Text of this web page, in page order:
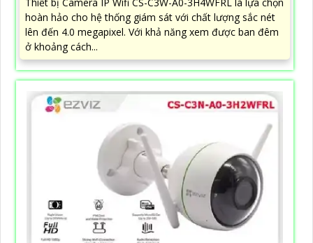
hoàn hảo cho hệ thống giám sát với chất lượng sắc nét
lên đến 4.0 megapixel. Với khả năng xem được ban đêm
ở khoảng cách...